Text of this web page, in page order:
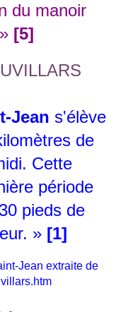
du manoir
[5]
Jean s'élève
de
Cette
période
pieds de
» [1]
Jean extraite de